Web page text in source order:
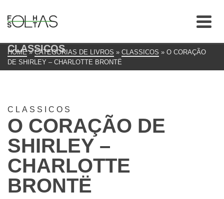
CLASSICOS
HOME » CATEGORIAS DE LIVROS » CLASSICOS » O CORAÇÃO
DE SHIRLEY – CHARLOTTE BRONTË
CLASSICOS
O CORAÇÃO DE
SHIRLEY –
CHARLOTTE
BRONTË